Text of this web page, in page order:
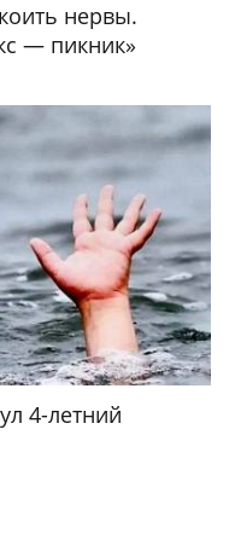
нервы.
— пикник»
4-летний